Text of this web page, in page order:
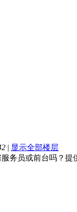
| 显示全部楼层
务员或前台吗？提